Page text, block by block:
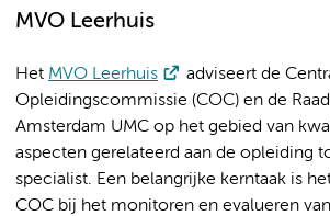
MVO Leerhuis
Het MVO Leerhuis
adviseert de
Opleidingscommissie (COC) en de
Amsterdam UMC op het gebied van
aspecten gerelateerd aan de opleiding
specialist. Een belangrijke kerntaak is
COC bij het monitoren en evalueren